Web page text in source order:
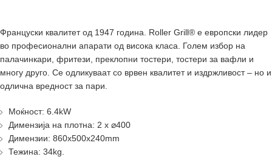
Француски квалитет од 1947 година. Roller Grill® е европски лидер
во професионални апарати од висока класа. Голем избор на
палачинкари, фритези, преклопни тостери, тостери за вафли и
многу друго. Се одликуваат со врвен квалитет и издржливост – но и
одлична вредност за пари.
Моќност: 6.4kW
Димензија на плотна: 2 x ⌀400
Димензии: 860х500х240mm
Тежина: 34kg.